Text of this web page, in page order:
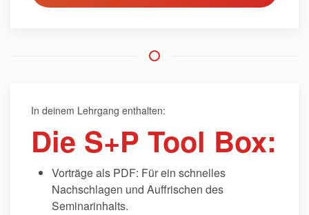
In deinem Lehrgang enthalten:
Die S+P Tool Box:
Vorträge als PDF: Für ein schnelles
Nachschlagen und Auffrischen des
Seminarinhalts.